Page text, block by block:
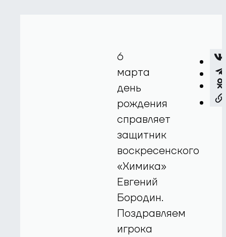
6
марта
день
рождения
справляет
защитник
воскресенского
«Химика»
Евгений
Бородин.
Поздравляем
игрока